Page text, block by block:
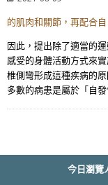
的肌肉和關節，再配合
因此，提出除了適當的
感受的身體活動方式來
椎側彎形成這種疾病的
多數的病患是屬於「自
今日瀏覽